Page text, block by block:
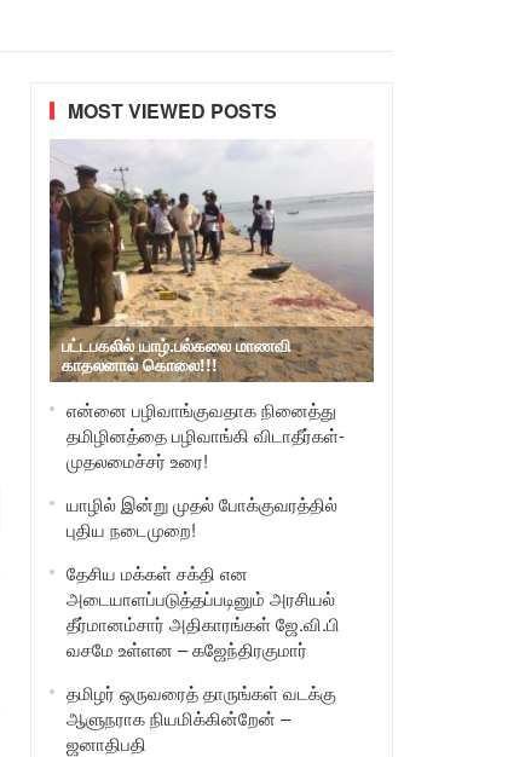
MOST VIEWED POSTS
பட்டபகலில் யாழ்.பல்கலை மாணவி
காதலனால் கொலை!!!
என்னை பழிவாங்குவதாக நினைத்து
தமிழினத்தை பழிவாங்கி விடாதீர்கள்-
முதலமைச்சர் உரை!
யாழில் இன்று முதல் போக்குவரத்தில்
புதிய நடைமுறை!
தேசிய மக்கள் சக்தி என
அடையாளப்படுத்தப்படினும் அரசியல்
தீர்மானம்சார் அதிகாரங்கள் ஜே.வி.பி
வசமே உள்ளன – கஜேந்திரகுமார்
தமிழர் ஒருவரைத் தாருங்கள் வடக்கு
ஆளுநராக நியமிக்கின்றேன் –
ஜனாதிபதி